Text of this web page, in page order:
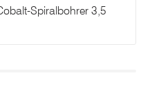
Spiralbohrer 3,5